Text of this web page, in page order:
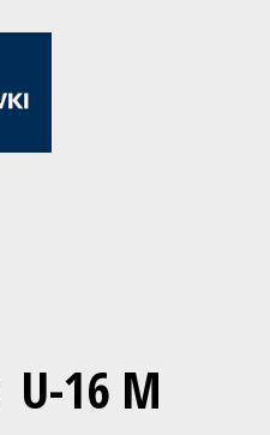
U-16 M